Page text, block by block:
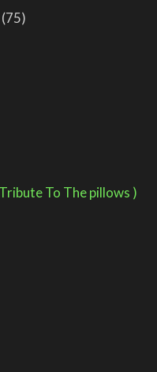
(75)
To The pillows )